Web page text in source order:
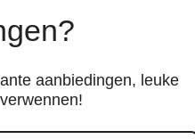
aanbiedingen, leuke